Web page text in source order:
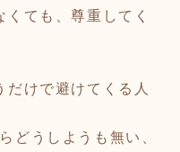
ても、尊重してく
だけで避けてくる人
どうしようも無い、